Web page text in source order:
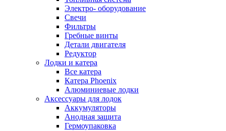
Электро- оборудование
Свечи
Фильтры
Гребные винты
Детали двигателя
Редуктор
Лодки и катера
Все катера
Катера Phoenix
Алюминиевые лодки
Аксессуары для лодок
Аккумуляторы
Анодная защита
Гермоупаковка